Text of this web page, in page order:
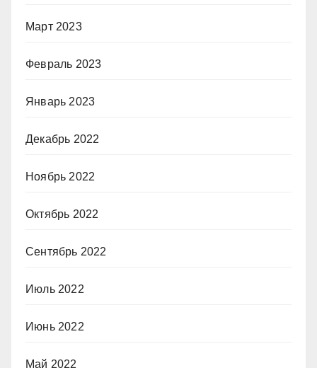
Март 2023
Февраль 2023
Январь 2023
Декабрь 2022
Ноябрь 2022
Октябрь 2022
Сентябрь 2022
Июль 2022
Июнь 2022
Май 2022